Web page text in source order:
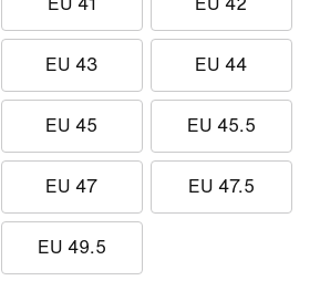
EU 41 EU 42
EU 43 EU 44
EU 45 EU 45.5
EU 47 EU 47.5
EU 49.5